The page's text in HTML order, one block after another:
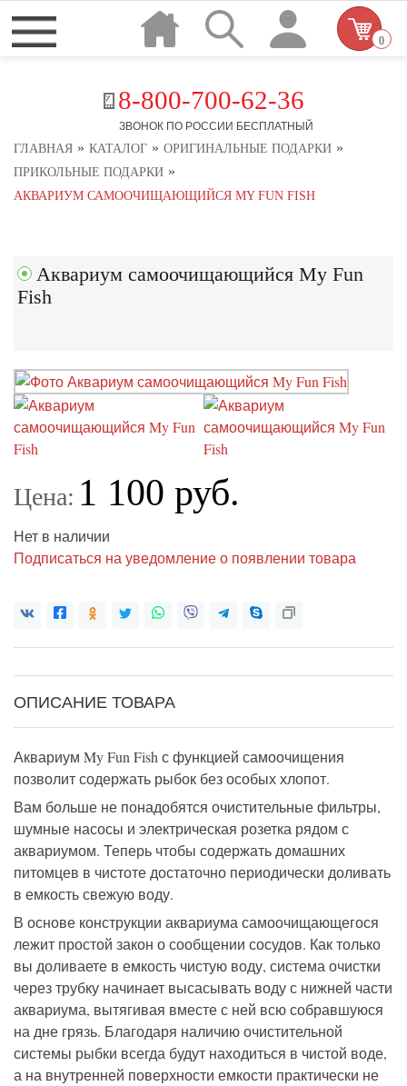
8-800-700-62-36
ЗВОНОК ПО РОССИИ БЕСПЛАТНЫЙ
0
ГЛАВНАЯ » КАТАЛОГ » ОРИГИНАЛЬНЫЕ ПОДАРКИ »
ПРИКОЛЬНЫЕ ПОДАРКИ »
АКВАРИУМ САМООЧИЩАЮЩИЙСЯ MY FUN FISH
Аквариум самоочищающийся My Fun
Fish
Цена: 1 100 руб.
Нет в наличии
Подписаться на уведомление о появлении товара
ОПИСАНИЕ ТОВАРА
Аквариум My Fun Fish с функцией самоочищения
позволит содержать рыбок без особых хлопот.
Вам больше не понадобятся очистительные фильтры,
шумные насосы и электрическая розетка рядом с
аквариумом. Теперь чтобы содержать домашних
питомцев в чистоте достаточно периодически доливать
в емкость свежую воду.
В основе конструкции аквариума самоочищающегося
лежит простой закон о сообщении сосудов. Как только
вы доливаете в емкость чистую воду, система очистки
через трубку начинает высасывать воду с нижней части
аквариума, вытягивая вместе с ней всю собравшуюся
на дне грязь. Благодаря наличию очистительной
системы рыбки всегда будут находиться в чистой воде,
а на внутренней поверхности емкости практически не